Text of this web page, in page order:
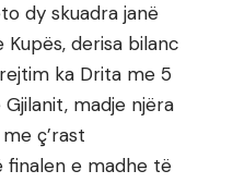
dy skuadra janë
derisa bilanc
ka Drita me 5
madje njëra
ç’rast
finalen e madhe të